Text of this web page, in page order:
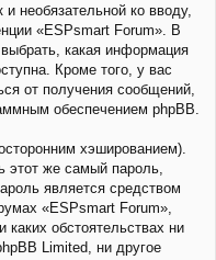
необязательной ко вводу,
«ESPsmart Forum». В
какая информация
Кроме того, у вас
от получения сообщений,
обеспечением phpBB.
хэшированием).
этот же самый пароль,
является средством
«ESPsmart Forum»,
каких обстоятельствах ни
Limited, ни другое